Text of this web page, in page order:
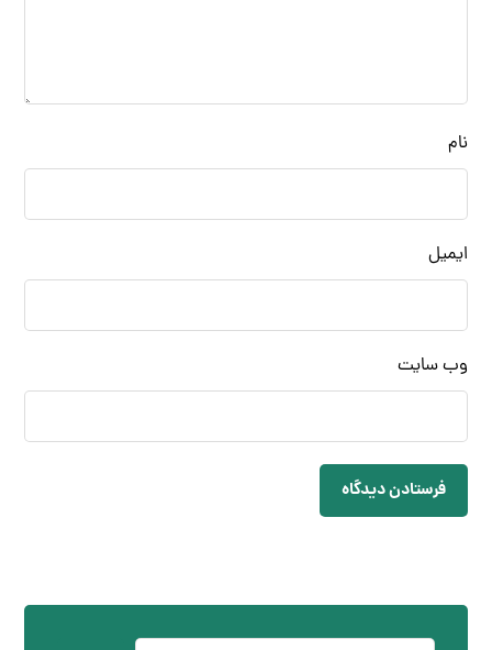
نام
ایمیل
وب‌ سایت
فرستادن دیدگاه